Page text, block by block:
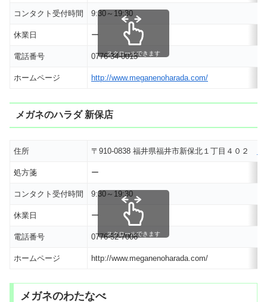
コンタクト受付時間 9:30～19:30
休業日 ー
電話番号 0776-34-0015
ホームページ http://www.meganenoharada.com/
スクロールできます
メガネのハラダ 新保店
住所 〒910-0838 福井県福井市新保北１丁目４０２
処方箋 ー
コンタクト受付時間 9:30～19:30
休業日 ー
電話番号 0776-52-7006
ホームページ http://www.meganenoharada.com/
スクロールできます
メガネのわたなべ